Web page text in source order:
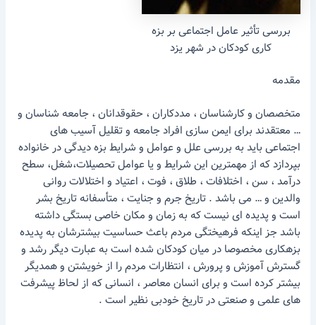
بررسی تأثیر عامل اجتماعی بر بزه
کاری کودکان در شهر یزد
مقدمه
متخصصان و کارشناسان ، مددکاران ، حقوقدانان ، جامعه شناسان و
… معتقدند برای ایمن سازی افراد جامعه و تقلیل آسیب های
اجتماعی باید به بررسی علل و عوامل و شرایط بزه دیدگی در خانواده
بپردازد که از مهمترین این شرایط و یا عوامل تحصیلات،شغل، سطح
درآمد ، سن ، اختلافات ، طلاق ، فوت ، اعتیاد و اختلالات روانی
والدین و … می باشد . تاریخ جرم و جنایت ، متأسفانه تاریخ بشر
است و پدیده ای نیست که به زمان و مکان خاصی بستگی داشته
باشد جز اینکه فرهیختگی مردم باعث حساسیت بیشترشان به پدیده
بزهکاری مخصوصا در میان کودکان شده است به عبارت دیگر رشد و
گسترش آموزش و پرورش ، انتظارات مردم را از خویشتن و همدیگر
بیشتر کرده است و برای انسان معاصر ، انسانی که از لحاظ پیشرفت
های علمی و صنعتی در تاریخ خودبی نظیر است .